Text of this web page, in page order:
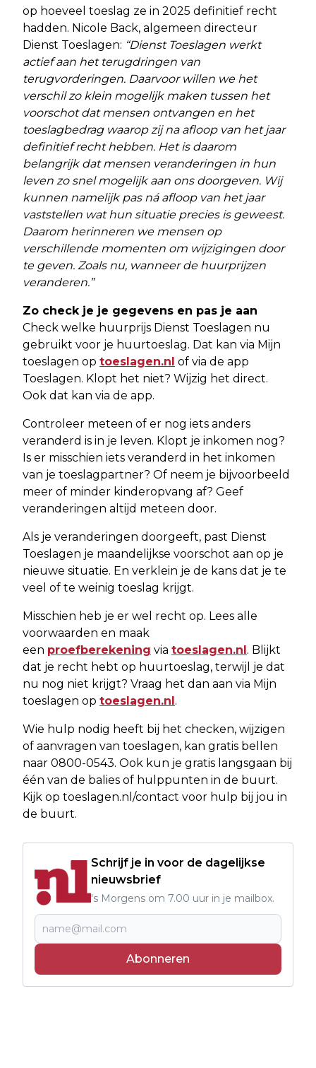
op hoeveel toeslag ze in 2025 definitief recht
hadden. Nicole Back, algemeen directeur
Dienst Toeslagen: “Dienst Toeslagen werkt
actief aan het terugdringen van
terugvorderingen. Daarvoor willen we het
verschil zo klein mogelijk maken tussen het
voorschot dat mensen ontvangen en het
toeslagbedrag waarop zij na afloop van het jaar
definitief recht hebben. Het is daarom
belangrijk dat mensen veranderingen in hun
leven zo snel mogelijk aan ons doorgeven. Wij
kunnen namelijk pas ná afloop van het jaar
vaststellen wat hun situatie precies is geweest.
Daarom herinneren we mensen op
verschillende momenten om wijzigingen door
te geven. Zoals nu, wanneer de huurprijzen
veranderen.”
Zo check je je gegevens en pas je aan
Check welke huurprijs Dienst Toeslagen nu
gebruikt voor je huurtoeslag. Dat kan via Mijn
toeslagen op toeslagen.nl of via de app
Toeslagen. Klopt het niet? Wijzig het direct.
Ook dat kan via de app.
Controleer meteen of er nog iets anders
veranderd is in je leven. Klopt je inkomen nog?
Is er misschien iets veranderd in het inkomen
van je toeslagpartner? Of neem je bijvoorbeeld
meer of minder kinderopvang af? Geef
veranderingen altijd meteen door.
Als je veranderingen doorgeeft, past Dienst
Toeslagen je maandelijkse voorschot aan op je
nieuwe situatie. En verklein je de kans dat je te
veel of te weinig toeslag krijgt.
Misschien heb je er wel recht op. Lees alle
voorwaarden en maak
een proefberekening via toeslagen.nl. Blijkt
dat je recht hebt op huurtoeslag, terwijl je dat
nu nog niet krijgt? Vraag het dan aan via Mijn
toeslagen op toeslagen.nl.
Wie hulp nodig heeft bij het checken, wijzigen
of aanvragen van toeslagen, kan gratis bellen
naar 0800-0543. Ook kun je gratis langsgaan bij
één van de balies of hulppunten in de buurt.
Kijk op toeslagen.nl/contact voor hulp bij jou in
de buurt.
Schrijf je in voor de dagelijkse
nieuwsbrief
's Morgens om 7.00 uur in je mailbox.
Abonneren